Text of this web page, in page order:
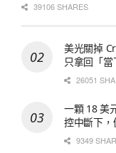
39106 SHARES
美光關掉
只拿回「
26051
一顆 18 美
控中斷下
9349